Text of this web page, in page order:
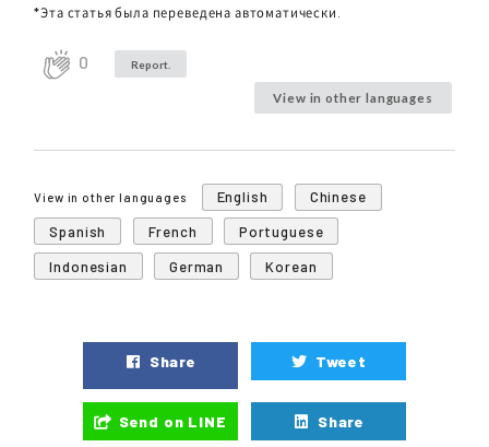
*Эта статья была переведена автоматически.
0 Report.
View in other languages
View in other languages English
Chinese
Spanish
French
Portuguese
Indonesian
German Korean
Share Tweet
Send on LINE Share